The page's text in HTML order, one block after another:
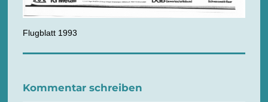
Flugblatt 1993
Kommentar schreiben